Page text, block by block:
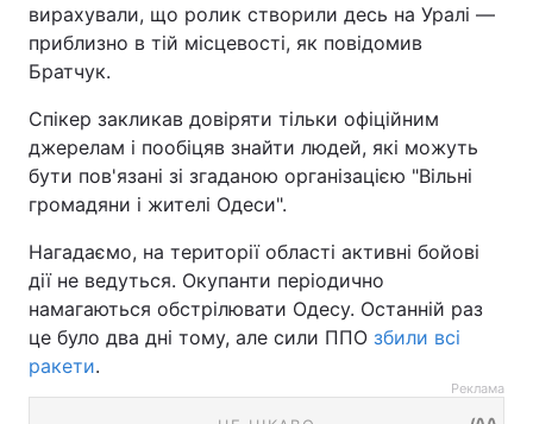
вирахували, що ролик створили десь на Уралі —
приблизно в тій місцевості, як повідомив
Братчук.
Спікер закликав довіряти тільки офіційним
джерелам і пообіцяв знайти людей, які можуть
бути пов'язані зі згаданою організацією "Вільні
громадяни і жителі Одеси".
Нагадаємо, на території області активні бойові
дії не ведуться. Окупанти періодично
намагаються обстрілювати Одесу. Останній раз
це було два дні тому, але сили ППО збили всі
ракети.
Реклама